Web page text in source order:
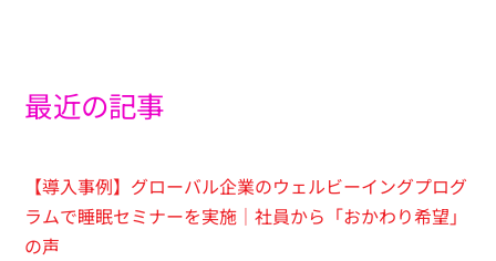
最近の記事
【導入事例】グローバル企業のウェルビーイングプログ
ラムで睡眠セミナーを実施｜社員から「おかわり希望」
の声